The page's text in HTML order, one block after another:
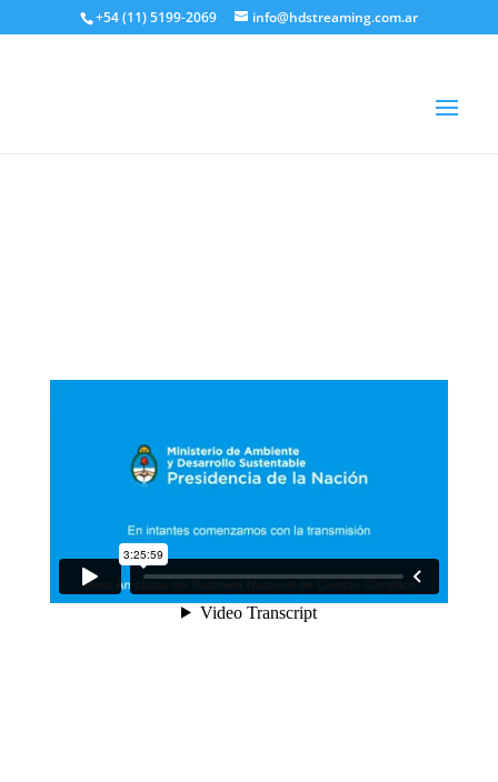
+54 (11) 5199-2069 info@hdstreaming.com.ar